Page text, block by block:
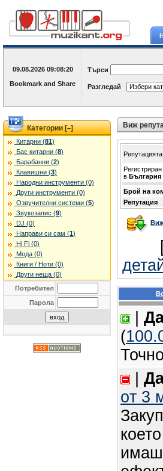
09.08.2026 09:08:20 Търси
Разгледай
Категории [–]
Китарни (81)
Бас китарни (8)
Барабанни (2)
Клавишни (3)
Народни инструменти (0)
Други инструменти (0)
Озвучителни системи (5)
Звукозапис (9)
DJ (0)
Направи си сам (1)
Hi Fi (0)
Мода (0)
Книги / Ноти (0)
Други неща (0)
Потребител
Парола
Виж
Регистриран
в България
Брой на
Репутация
(
oт 3